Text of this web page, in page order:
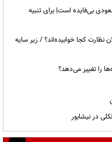
بی‌فایده است| برای تنبیه
کجا خوابیده‌اند؟ / زیر سایه
را تغییر می‌دهد؟